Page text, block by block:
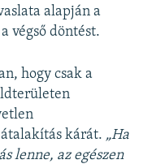
alapján a
végső döntést.
hogy csak a
kárát. „Ha
lenne, az egészen